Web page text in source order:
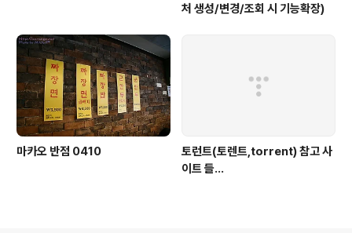
처 생성/변경/조회 시 기능확장)
마카오 반점 0410
토런트(토렌트,torrent) 참고 사
이트 들...